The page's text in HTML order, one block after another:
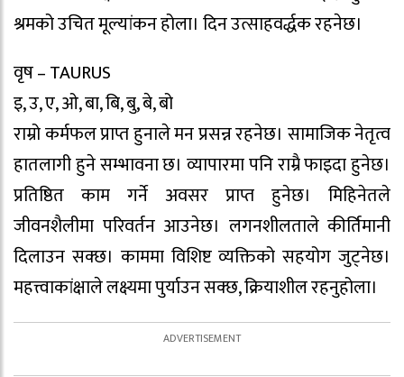
श्रमको उचित मूल्यांकन होला। दिन उत्साहवर्द्धक रहनेछ।
वृष – TAURUS
इ, उ, ए, ओ, बा, बि, बु, बे, बो
राम्रो कर्मफल प्राप्त हुनाले मन प्रसन्न रहनेछ। सामाजिक नेतृत्व
हातलागी हुने सम्भावना छ। व्यापारमा पनि राम्रै फाइदा हुनेछ।
प्रतिष्ठित काम गर्ने अवसर प्राप्त हुनेछ। मिहिनेतले
जीवनशैलीमा परिवर्तन आउनेछ। लगनशीलताले कीर्तिमानी
दिलाउन सक्छ। काममा विशिष्ट व्यक्तिको सहयोग जुट्नेछ।
महत्त्वाकांक्षाले लक्ष्यमा पुर्याउन सक्छ, क्रियाशील रहनुहोला।